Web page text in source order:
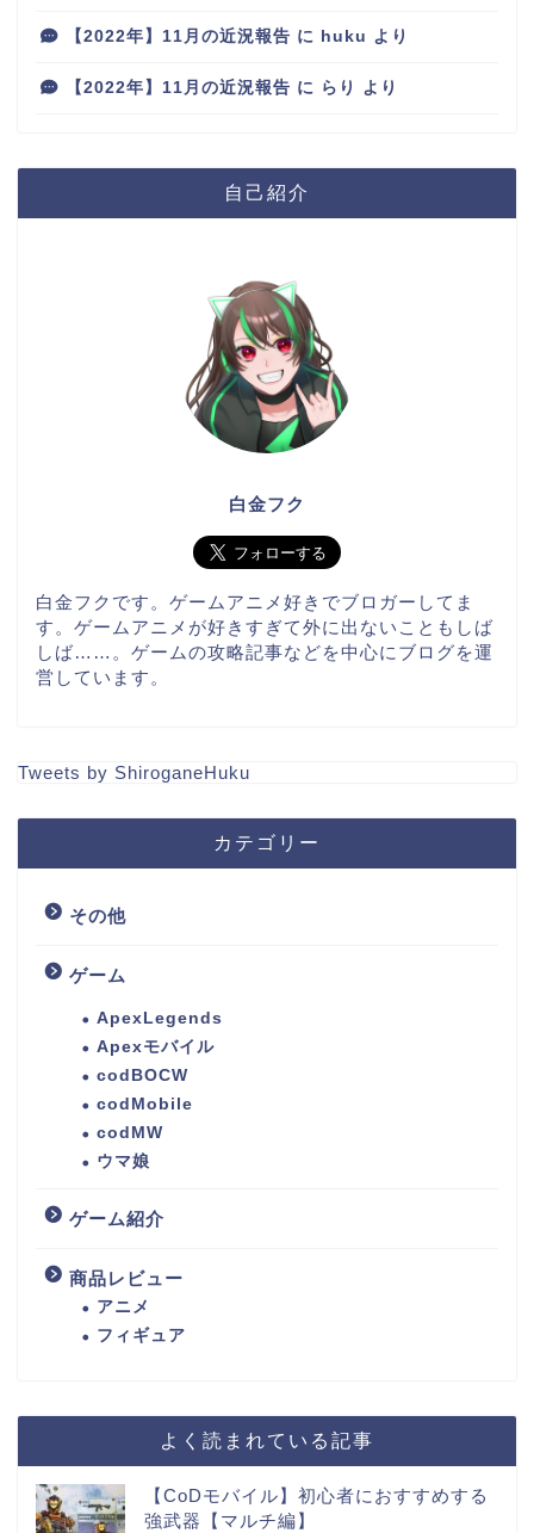
【2022年】11月の近況報告 に huku より
【2022年】11月の近況報告 に らり より
自己紹介
白金フク
白金フクです。ゲームアニメ好きでブロガーしてま
す。ゲームアニメが好きすぎて外に出ないこともしば
しば……。ゲームの攻略記事などを中心にブログを運
営しています。
Tweets by ShiroganeHuku
カテゴリー
その他
ゲーム
ApexLegends
Apexモバイル
codBOCW
codMobile
codMW
ウマ娘
ゲーム紹介
商品レビュー
アニメ
フィギュア
よく読まれている記事
【CoDモバイル】初心者におすすめする
強武器【マルチ編】